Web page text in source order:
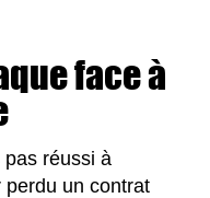
face à
réussi à
perdu un contrat